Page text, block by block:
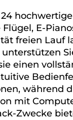
E-
freien Lauf
einen
während
mit
Zwecke